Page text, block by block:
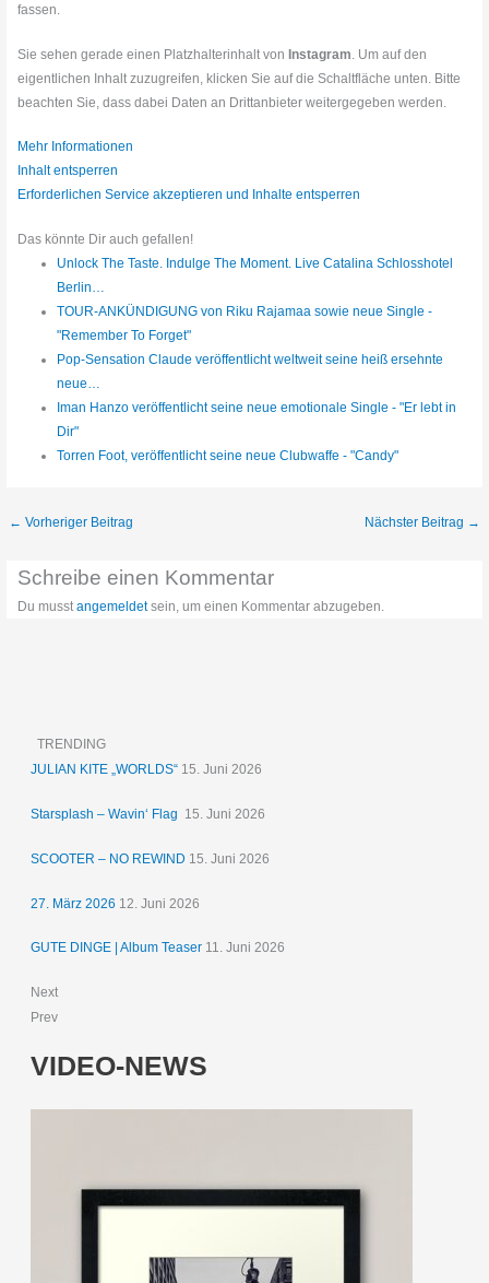
fassen.
Sie sehen gerade einen Platzhalterinhalt vonInstagram . Um auf den
eigentlichen Inhalt zuzugreifen, klicken Sie auf die Schaltfläche unten. Bitte
beachten Sie, dass dabei Daten an Drittanbieter weitergegeben werden.
Mehr Informationen
Inhalt entsperren
Erforderlichen Service akzeptieren und Inhalte entsperren
Das könnte Dir auch gefallen!
Unlock The Taste. Indulge The Moment. Live Catalina Schlosshotel
Berlin…
TOUR-ANKÜNDIGUNG von Riku Rajamaa sowie neue Single -
"Remember To Forget"
Pop-Sensation Claude veröffentlicht weltweit seine heiß ersehnte
neue…
Iman Hanzo veröffentlicht seine neue emotionale Single - "Er lebt in
Dir"
Torren Foot, veröffentlicht seine neue Clubwaffe - "Candy"
← Vorheriger Beitrag Nächster Beitrag →
Schreibe einen Kommentar
Du musstangemeldetsein, um einen Kommentar abzugeben.
TRENDING
JULIAN KITE „WORLDS“ 15. Juni 2026
Starsplash – Wavin‘ Flag 15. Juni 2026
SCOOTER – NO REWIND 15. Juni 2026
27. März 2026 12. Juni 2026
GUTE DINGE | Album Teaser 11. Juni 2026
Next
Prev
VIDEO-NEWS